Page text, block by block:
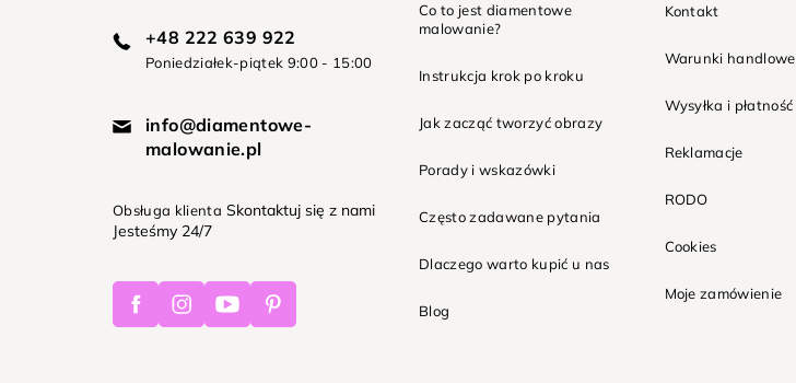
+48 222 639 922
Poniedziałek-piątek 9:00 - 15:00
info@diamentowe-
malowanie.pl
Obsługa klienta Skontaktuj się z nami
Jesteśmy 24/7
FacebookInstagramYoutubePinterest
Co to jest diamentowe
malowanie?
Instrukcja krok po kroku
Jak zacząć tworzyć obrazy
Porady i wskazówki
Często zadawane pytania
Dlaczego warto kupić u nas
Blog
Kontakt
Warunki handlowe
Wysyłka i płatność
Reklamacje
RODO
Cookies
Moje zamówienie